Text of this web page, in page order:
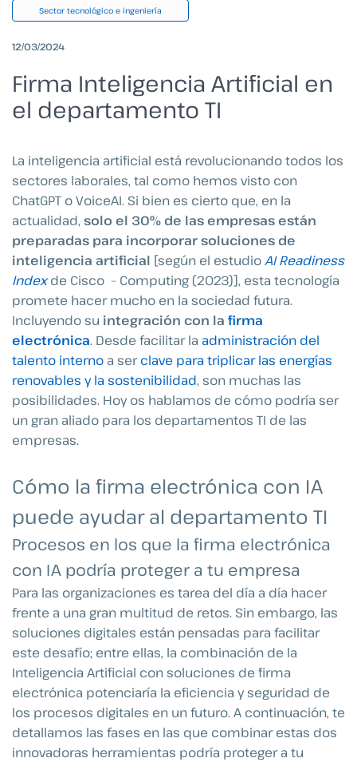
Sector tecnológico e ingeniería
12/03/2024
Firma Inteligencia Artificial en
el departamento TI
La inteligencia artificial está revolucionando todos los
sectores laborales, tal como hemos visto con
ChatGPT o VoiceAI. Si bien es cierto que, en la
actualidad, solo el 30% de las empresas están
preparadas para incorporar soluciones de
inteligencia artificial [según el estudioAI Readiness
Indexde Cisco – Computing (2023)], esta tecnología
promete hacer mucho en la sociedad futura.
Incluyendo su integración con la firma
electrónica. Desde facilitar la administración del
talento interno a serclave para triplicar las energías
renovables y la sostenibilidad, son muchas las
posibilidades. Hoy os hablamos de cómo podría ser
un gran aliado para los departamentos TI de las
empresas.
Cómo la firma electrónica con IA
puede ayudar al departamento TI
Procesos en los que la firma electrónica
con IA podría proteger a tu empresa
Para las organizaciones es tarea del día a día hacer
frente a una gran multitud de retos. Sin embargo, las
soluciones digitales están pensadas para facilitar
este desafío; entre ellas, la combinación de la
Inteligencia Artificial con soluciones de firma
electrónica potenciaría la eficiencia y seguridad de
los procesos digitales en un futuro. A continuación, te
detallamos las fases en las que combinar estas dos
innovadoras herramientas podría proteger a tu